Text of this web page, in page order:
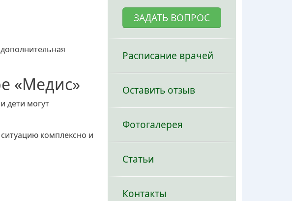
«Медис»
дети могут
комплексно и
ЗАДАТЬ ВОПРОС
Расписание врачей
Оставить отзыв
Фотогалерея
Статьи
Контакты